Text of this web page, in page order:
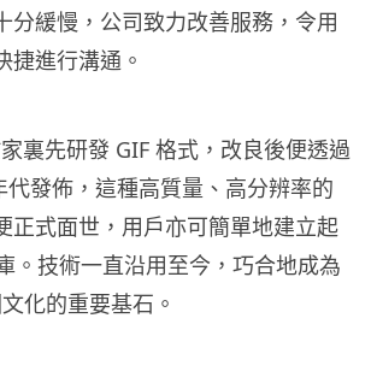
分緩慢，公司致力改善服務，令用
捷進行溝通。
裏先研發 GIF 格式，改良後便透過
代發佈，這種高質量、高分辨率的
正式面世，用戶亦可簡單地建立起
。技術一直沿用至今，巧合地成為
化的重要基石。